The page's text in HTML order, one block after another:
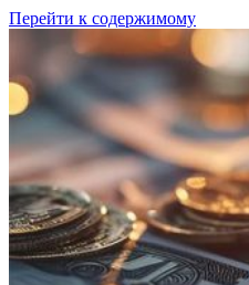
Перейти к содержимому